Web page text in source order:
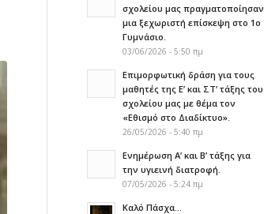
σχολείου μας πραγματοποίησαν
μια ξεχωριστή επίσκεψη στο 1ο
Γυμνάσιο.
03/06/2026 - 5:50 πμ
Επιμορφωτική δράση για τους
μαθητές της Ε’ και ΣΤ’ τάξης του
σχολείου μας με θέμα τον
«Εθισμό στο Διαδίκτυο».
26/05/2026 - 5:40 πμ
Ενημέρωση Α’ και Β’ τάξης για
την υγιεινή διατροφή.
07/05/2026 - 5:24 πμ
Καλό Πάσχα…